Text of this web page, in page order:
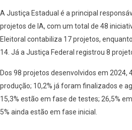
A Justiça Estadual é a principal
projetos de IA, com um total de 48
Eleitoral contabiliza 17 projetos,
14. Já a Justiça Federal registrou 8
Dos 98 projetos desenvolvidos em 2024,
produção; 10,2% já foram finalizados e
15,3% estão em fase de testes; 26,5%
5% ainda estão em fase inicial.